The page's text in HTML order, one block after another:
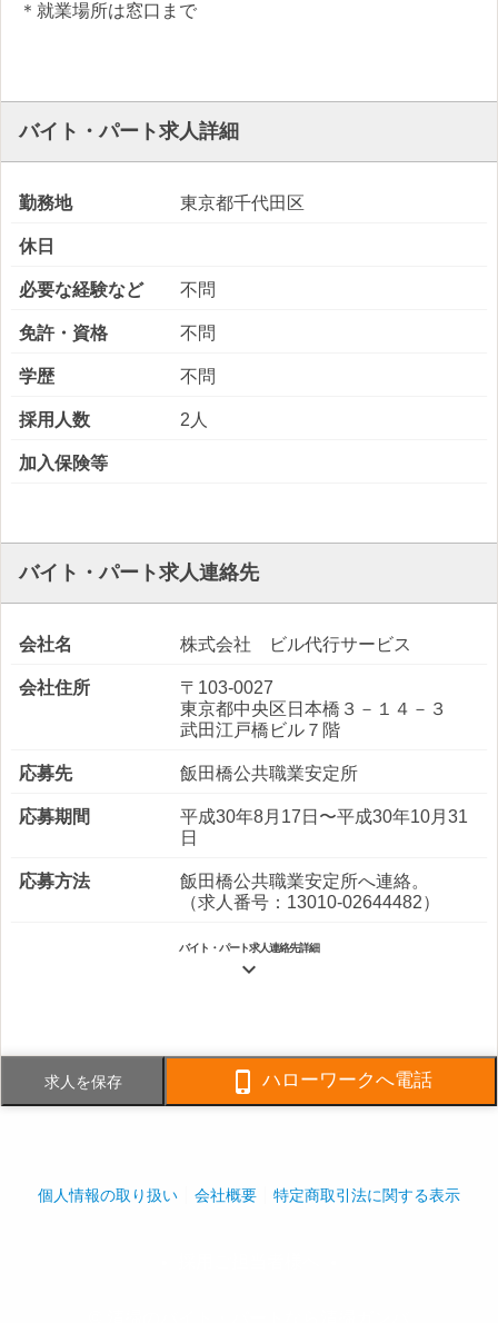
＊就業場所は窓口まで
バイト・パート求人詳細
勤務地 東京都千代田区
休日
必要な経験など 不問
免許・資格 不問
学歴 不問
採用人数 2人
加入保険等
バイト・パート求人連絡先
会社名 株式会社 ビル代行サービス
会社住所
〒103-0027
東京都中央区日本橋３－１４－３
武田江戸橋ビル７階
応募先 飯田橋公共職業安定所
応募期間
平成30年8月17日〜平成30年10月31
日
応募方法
飯田橋公共職業安定所へ連絡。
（求人番号：13010-02644482）
バイト・パート求人連絡先詳細

事業内容
ビルメンテナンス全般、原子力事業
関係
求人を保存  ハローワークへ電話
個人情報の取り扱い 会社概要 特定商取引法に関する表示